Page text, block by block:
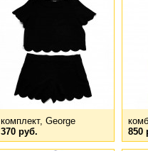
комплект, George
370 руб.
850